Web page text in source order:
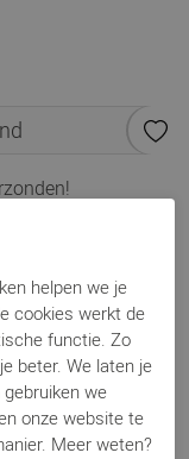
helpen we je
cookies werkt de
functie. Zo
beter. We laten je
we
onze website te
Meer weten?